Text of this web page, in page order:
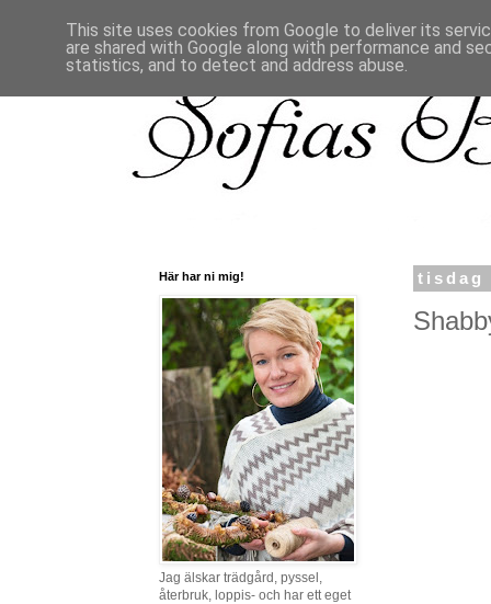
tisdag
Här har ni mig!
Jag älskar trädgård, pyssel,
återbruk, loppis- och har ett eget
This site uses cookies from Google to deliver its
are shared with Google along with performance and
statistics, and to detect and address abuse.